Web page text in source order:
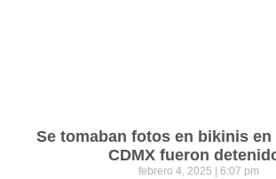
Se tomaban fotos en bikinis en
CDMX fueron
febrero 4, 2025 6:07 pm